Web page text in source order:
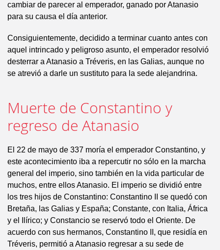
cambiar de parecer al emperador, ganado por Atanasio
para su causa el día anterior.
Consiguientemente, decidido a terminar cuanto antes con
aquel intrincado y peligroso asunto, el emperador resolvió
desterrar a Atanasio a Tréveris, en las Galias, aunque no
se atrevió a darle un sustituto para la sede alejandrina.
Muerte de Constantino y
regreso de Atanasio
El 22 de mayo de 337 moría el emperador Constantino, y
este acontecimiento iba a repercutir no sólo en la marcha
general del imperio, sino también en la vida particular de
muchos, entre ellos Atanasio. El imperio se dividió entre
los tres hijos de Constantino: Constantino II se quedó con
Bretaña, las Galias y España; Constante, con Italia, África
y el Ilírico; y Constancio se reservó todo el Oriente. De
acuerdo con sus hermanos, Constantino II, que residía en
Tréveris, permitió a Atanasio regresar a su sede de